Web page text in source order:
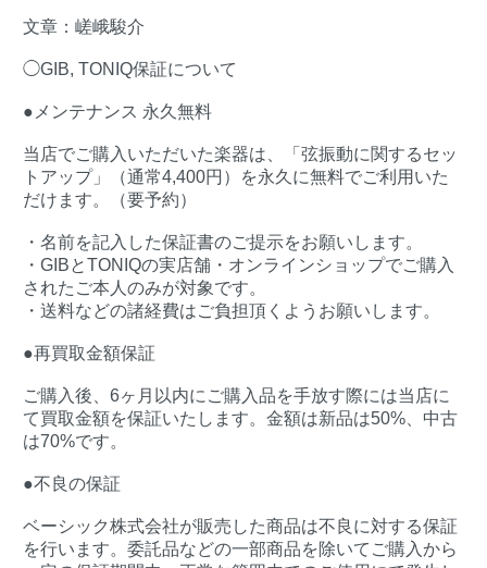
文章：嵯峨駿介
◯GIB, TONIQ保証について
●メンテナンス 永久無料
当店でご購入いただいた楽器は、「弦振動に関するセッ
トアップ」（通常4,400円）を永久に無料でご利用いた
だけます。（要予約）
・名前を記入した保証書のご提示をお願いします。
・GIBとTONIQの実店舗・オンラインショップでご購入
されたご本人のみが対象です。
・送料などの諸経費はご負担頂くようお願いします。
●再買取金額保証
ご購入後、6ヶ月以内にご購入品を手放す際には当店に
て買取金額を保証いたします。金額は新品は50%、中古
は70%です。
●不良の保証
ベーシック株式会社が販売した商品は不良に対する保証
を行います。委託品などの一部商品を除いてご購入から